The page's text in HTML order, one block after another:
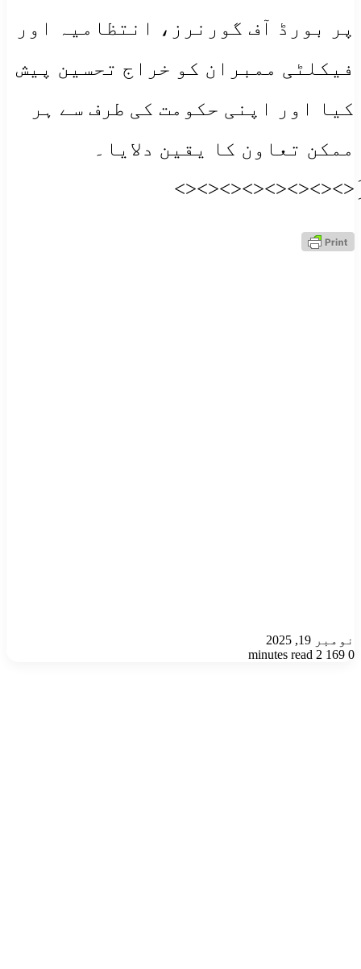
پر بورڈ آف گورنرز، انتظامیہ اور
فیکلٹی ممبران کو خراج تحسین پیش
کیا اور اپنی حکومت کی طرف سے ہر
ممکن تعاون کا یقین دلایا۔
َِ<><><><><><><><>
نومبر 19, 2025
0
2 minutes read